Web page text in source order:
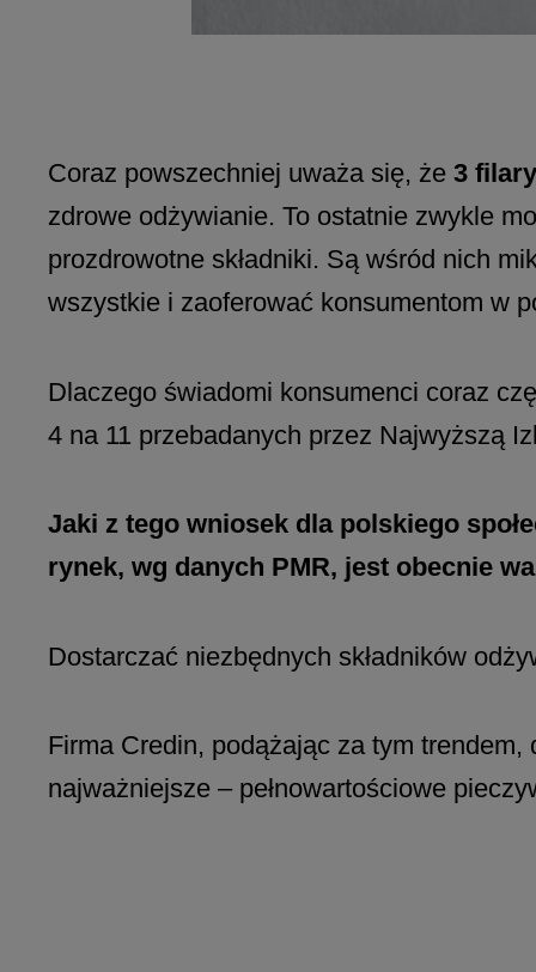
Coraz powszechniej uważa się, że 3
zdrowe odżywianie. To ostatnie zwykle
prozdrowotne składniki. Są wśród nich
wszystkie i zaoferować konsumentom w
Dlaczego świadomi konsumenci coraz
4 na 11 przebadanych przez Najwyższą
Jaki z tego wniosek dla polskiego
rynek, wg danych PMR, jest obecnie
Dostarczać niezbędnych składników
Firma Credin, podążając za tym
najważniejsze – pełnowartościowe